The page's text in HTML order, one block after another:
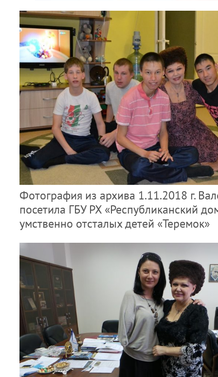
Фотография из архива 1.11.2018 г.
посетила ГБУ РХ «Республиканский
умственно отсталых детей «Теремок»